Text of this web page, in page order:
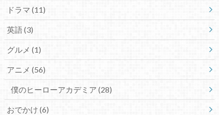
ドラマ (11)
英語(3)
グルメ (1)
アニメ (56)
僕のヒーローアカデミア (28)
おでかけ (6)